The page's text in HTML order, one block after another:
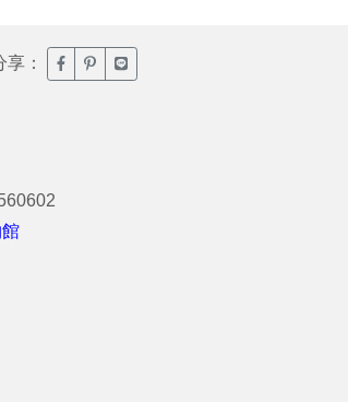
享： 臉書分享(另開新視窗)
噗浪分享(另開新視窗)
Line分享(另開新視窗)